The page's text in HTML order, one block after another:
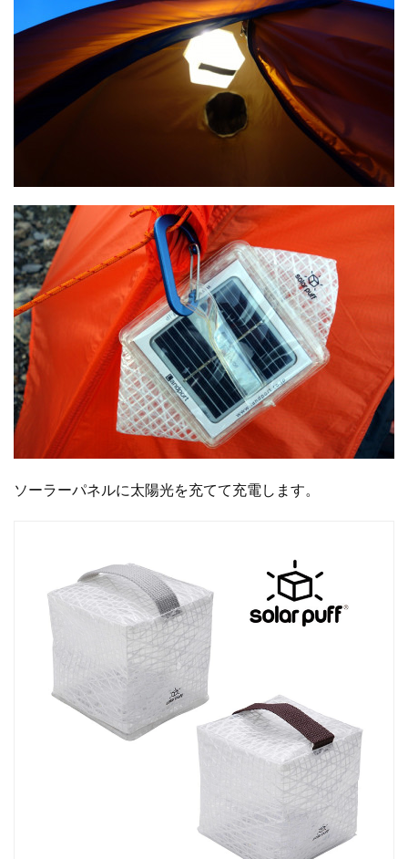
ソーラーパネルに太陽光を充てて充電します。